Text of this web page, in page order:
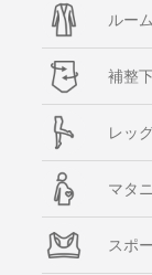
ルー
補整
レッ
マタ
スポ